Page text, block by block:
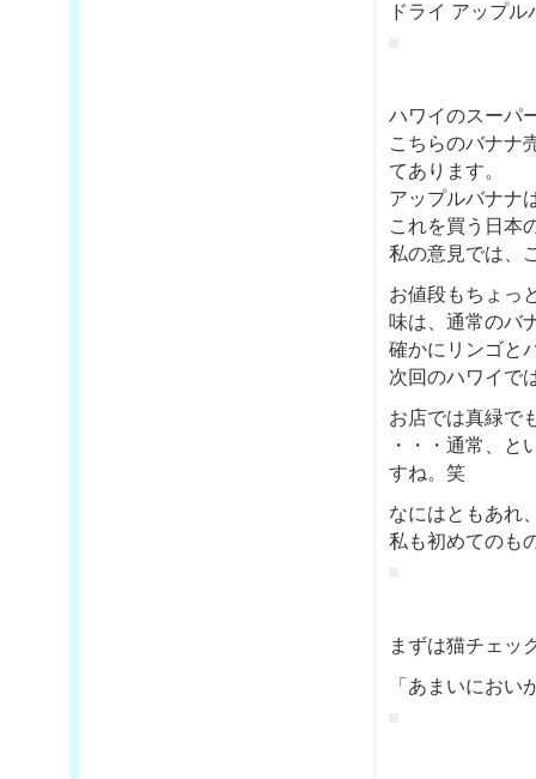
ドライ アップ
ハワイのスーパ
こちらのバナナ
てあります。
アップルバナナ
これを買う日本
私の意見では、
お値段もちょっ
味は、通常のバ
確かにリンゴと
次回のハワイで
お店では真緑で
・・・通常、と
すね。笑
なにはともあれ
私も初めてのも
まずは猫チェッ
「あまいにおい